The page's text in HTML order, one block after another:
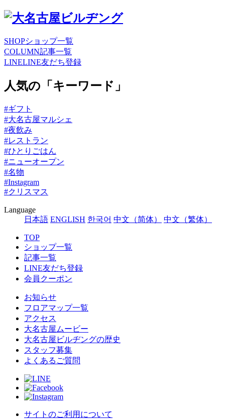
SHOPショップ一覧
COLUMN記事一覧
LINELINE友だち登録
人気の「キーワード」
#ギフト
#大名古屋マルシェ
#夜飲み
#レストラン
#ひとりごはん
#ニューオープン
#名物
#Instagram
#クリスマス
Language
日本語 ENGLISH 한국어 中文（简体） 中文（繁体）
TOP
ショップ一覧
記事一覧
LINE友だち登録
会員クーポン
お知らせ
フロアマップ一覧
アクセス
大名古屋ムービー
大名古屋ビルヂングの歴史
スタッフ募集
よくあるご質問
サイトのご利用について